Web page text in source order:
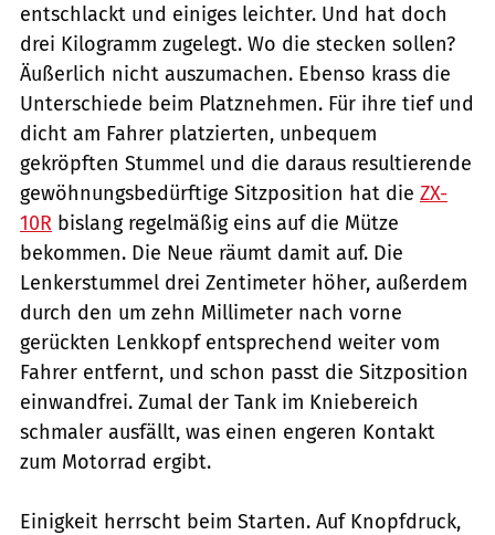
entschlackt und einiges leichter. Und hat doch
drei Kilogramm zugelegt. Wo die stecken sollen?
Äußerlich nicht auszumachen. Ebenso krass die
Unterschiede beim Platznehmen. Für ihre tief und
dicht am Fahrer platzierten, unbequem
gekröpften Stummel und die daraus resultierende
gewöhnungsbedürftige Sitzposition hat die ZX-
10R bislang regelmäßig eins auf die Mütze
bekommen. Die Neue räumt damit auf. Die
Lenkerstummel drei Zentimeter höher, außerdem
durch den um zehn Millimeter nach vorne
gerückten Lenkkopf entsprechend weiter vom
Fahrer entfernt, und schon passt die Sitzposition
einwandfrei. Zumal der Tank im Kniebereich
schmaler ausfällt, was einen engeren Kontakt
zum Motorrad ergibt.
Einigkeit herrscht beim Starten. Auf Knopfdruck,